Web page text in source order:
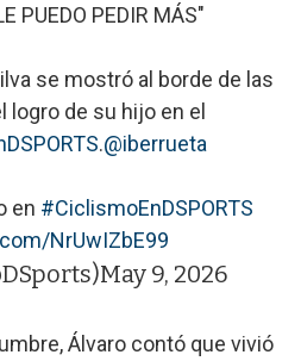
PUEDO PEDIR MÁS"
se mostró al borde de las
logro de su hijo en el
.@iberrueta
en #CiclismoEnDSPORTS
NrUwIZbE99
May 9, 2026
Álvaro contó que vivió